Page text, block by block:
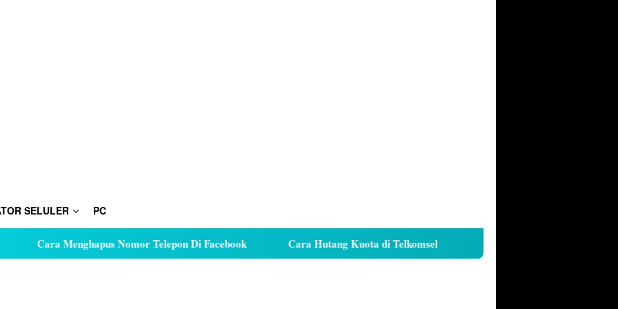
SELULER PC
Cara Menghapus Nomor Telepon Di Facebook Cara Hutang Kuota di Telkomsel